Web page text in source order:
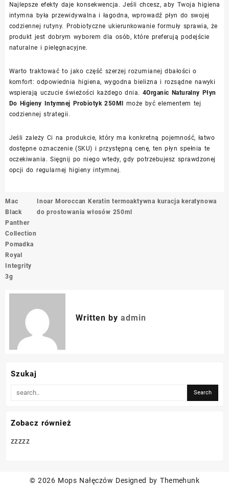
Najlepsze efekty daje konsekwencja. Jeśli chcesz, aby Twoja higiena
intymna była przewidywalna i łagodna, wprowadź płyn do swojej
codziennej rutyny. Probiotyczne ukierunkowanie formuły sprawia, że
produkt jest dobrym wyborem dla osób, które preferują podejście
naturalne i pielęgnacyjne.
Warto traktować to jako część szerzej rozumianej dbałości o
komfort: odpowiednia higiena, wygodna bielizna i rozsądne nawyki
wspierają uczucie świeżości każdego dnia. 4Organic Naturalny Płyn
Do Higieny Intymnej Probiotyk 250Ml może być elementem tej
codziennej strategii.
Jeśli zależy Ci na produkcie, który ma konkretną pojemność, łatwo
dostępne oznaczenie (SKU) i przystępną cenę, ten płyn spełnia te
oczekiwania. Sięgnij po niego wtedy, gdy potrzebujesz sprawdzonej
opcji do regularnej higieny intymnej.
Nawigacja
wpisu
Mac
Black
Panther
Collection
Pomadka
Royal
Integrity
3g
Inoar Moroccan Keratin termoaktywna kuracja keratynowa
do prostowania włosów 250ml
Written by admin
Szukaj
Zobacz również
zzzzz
© 2026 Mops Nałęczów Designed by Themehunk